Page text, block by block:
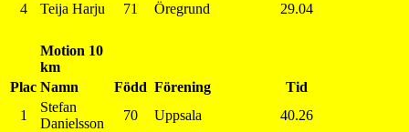
4
Teija Harju 71 Öregrund 29.04
Motion 10
km
Plac Namn Född Förening
Tid
1
Stefan
Danielsson
70 Uppsala 40.26